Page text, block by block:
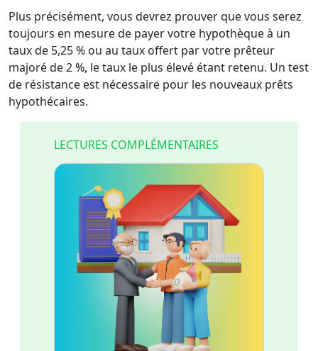
Plus précisément, vous devrez prouver que vous serez
toujours en mesure de payer votre hypothèque à un
taux de 5,25 % ou au taux offert par votre prêteur
majoré de 2 %, le taux le plus élevé étant retenu. Un test
de résistance est nécessaire pour les nouveaux prêts
hypothécaires.
LECTURES COMPLÉMENTAIRES